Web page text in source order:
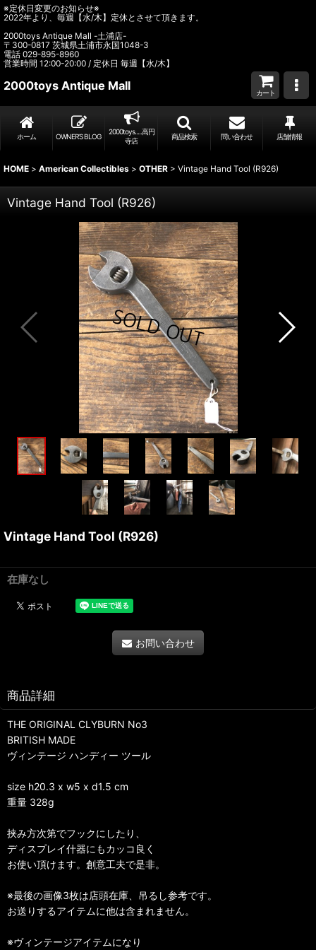
※定休日変更のお知らせ※
2022年より、毎週【水/木】定休とさせて頂きます。
2000toys Antique Mall -土浦店-
〒300-0817 茨城県土浦市永国1048-3
電話 029-895-8960
営業時間 12:00-20:00 / 定休日 毎週【水/木】
2000toys Antique Mall
カート
ホーム OWNER’S BLOG
2000toys.....高円
寺店
商品検索 問い合わせ 店舗情報
HOME > American Collectibles > OTHER > Vintage Hand Tool (R926)
Vintage Hand Tool (R926)
Vintage Hand Tool (R926)
在庫なし
お問い合わせ
商品詳細
THE ORIGINAL CLYBURN No3
BRITISH MADE
ヴィンテージ ハンディー ツール
size h20.3 x w5 x d1.5 cm
重量 328g
挟み方次第でフックにしたり、
ディスプレイ什器にもカッコ良く
お使い頂けます。創意工夫で是非。
※最後の画像3枚は店頭在庫、吊るし参考です。
お送りするアイテムに他は含まれません。
※ヴィンテージアイテムになり